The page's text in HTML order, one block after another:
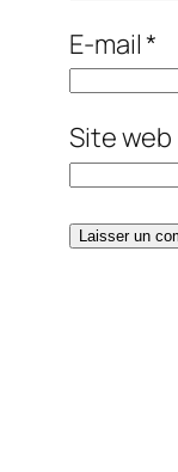
E-mail*
Site web